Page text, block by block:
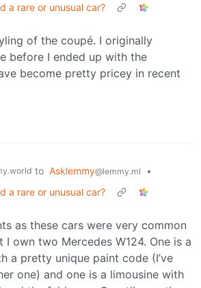
a rare or unusual car?
of the coupé. I originally
before I ended up with the
become pretty pricey in recent
to Asklemmy@lemmy.ml
•
a rare or unusual car?
as these cars were very common
own two Mercedes W124. One is a
a pretty unique paint code (I’ve
one) and one is a limousine with